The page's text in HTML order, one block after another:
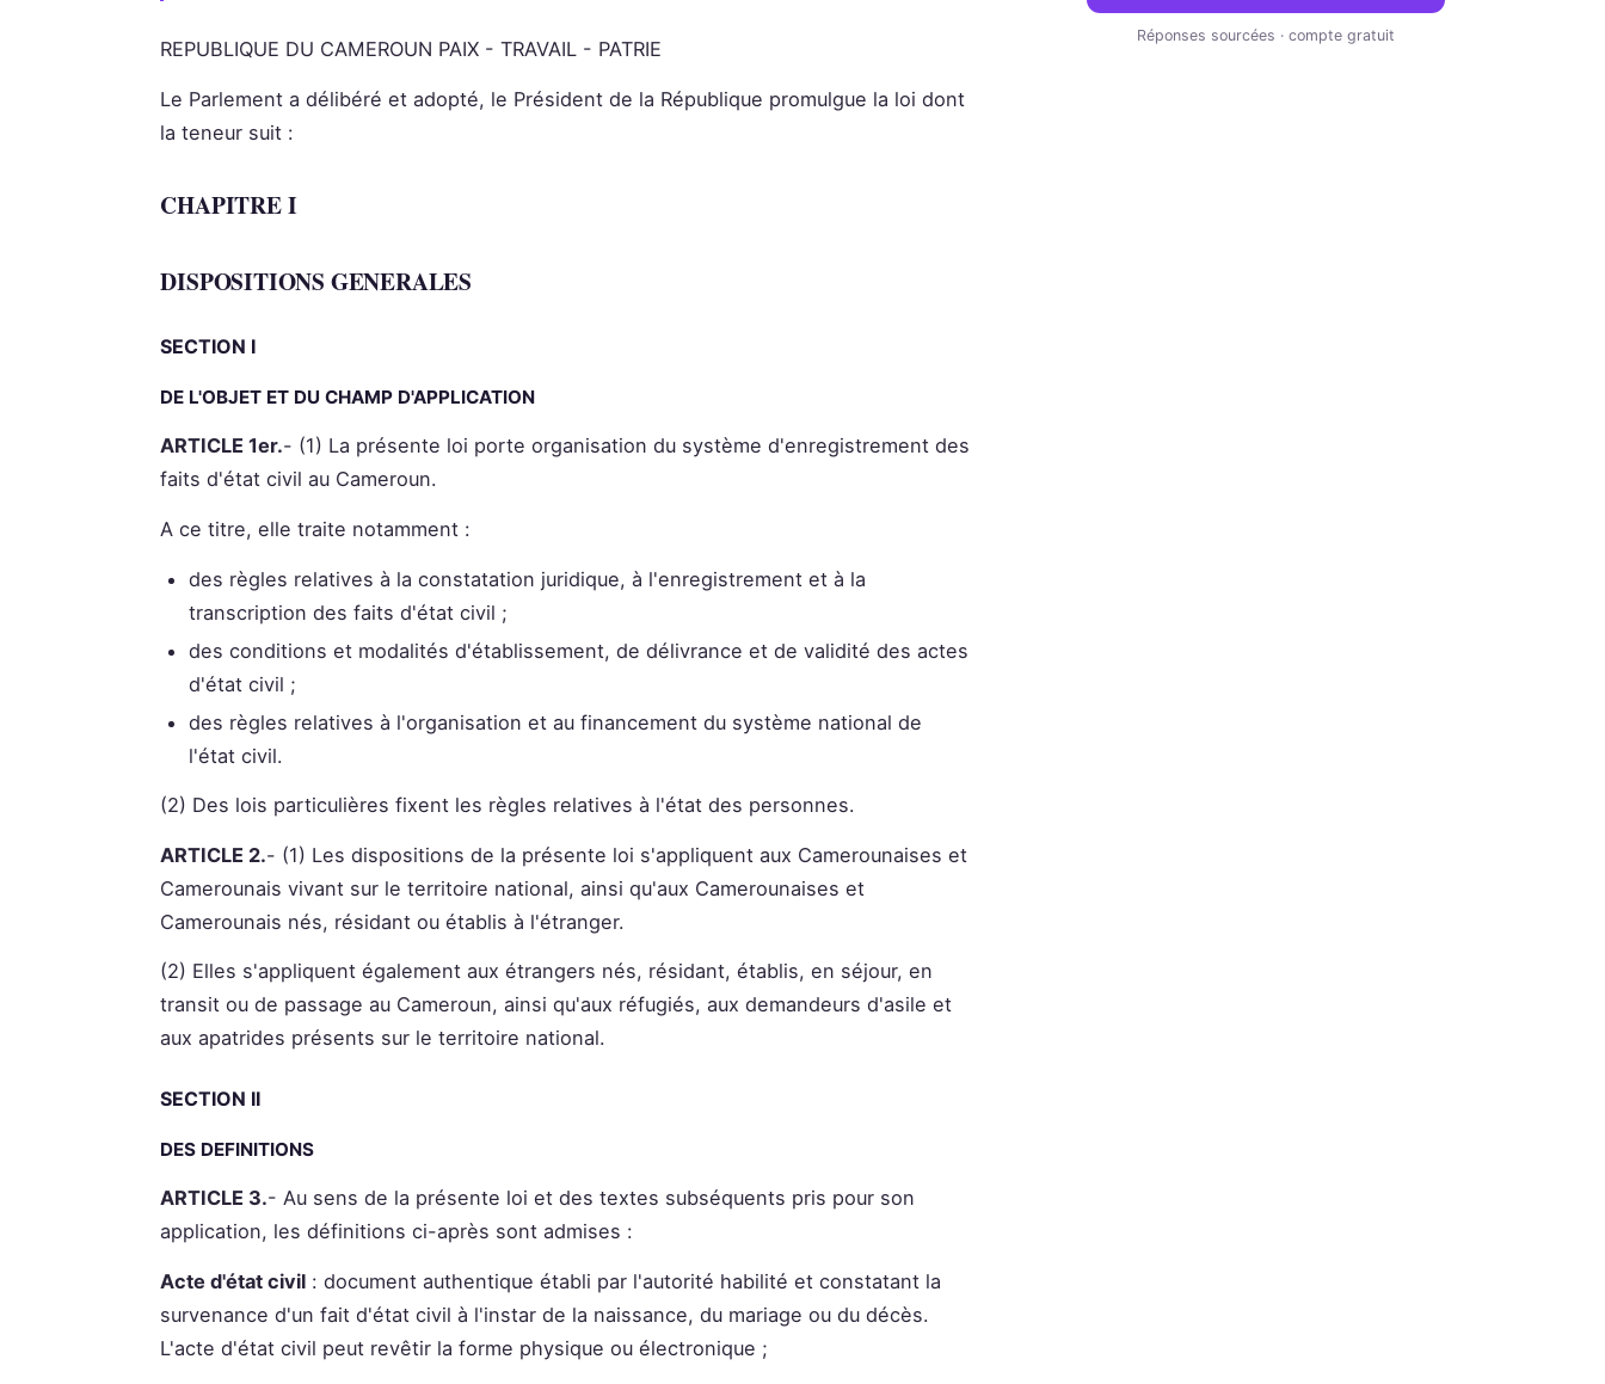
REPUBLIQUE DU CAMEROUN PAIX - TRAVAIL - PATRIE
Le Parlement a délibéré et adopté, le Président de la République promulgue la loi dont
la teneur suit :
CHAPITRE I
DISPOSITIONS GENERALES
SECTION I
DE L'OBJET ET DU CHAMP D'APPLICATION
ARTICLE 1er.- (1) La présente loi porte organisation du système d'enregistrement des
faits d'état civil au Cameroun.
A ce titre, elle traite notamment :
des règles relatives à la constatation juridique, à l'enregistrement et à la
transcription des faits d'état civil ;
des conditions et modalités d'établissement, de délivrance et de validité des actes
d'état civil ;
des règles relatives à l'organisation et au financement du système national de
l'état civil.
(2) Des lois particulières fixent les règles relatives à l'état des personnes.
ARTICLE 2.- (1) Les dispositions de la présente loi s'appliquent aux Camerounaises et
Camerounais vivant sur le territoire national, ainsi qu'aux Camerounaises et
Camerounais nés, résidant ou établis à l'étranger.
(2) Elles s'appliquent également aux étrangers nés, résidant, établis, en séjour, en
transit ou de passage au Cameroun, ainsi qu'aux réfugiés, aux demandeurs d'asile et
aux apatrides présents sur le territoire national.
SECTION II
DES DEFINITIONS
ARTICLE 3.- Au sens de la présente loi et des textes subséquents pris pour son
application, les définitions ci-après sont admises :
Acte d'état civil : document authentique établi par l'autorité habilité et constatant la
survenance d'un fait d'état civil à l'instar de la naissance, du mariage ou du décès.
L'acte d'état civil peut revêtir la forme physique ou électronique ;
Réponses sourcées · compte gratuit